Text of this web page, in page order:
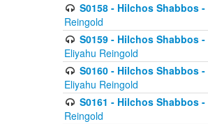
S0158 - Hilchos Shabbos
Reingold
S0159 - Hilchos Shabbos
Eliyahu Reingold
S0160 - Hilchos Shabbos
Eliyahu Reingold
S0161 - Hilchos Shabbos
Reingold